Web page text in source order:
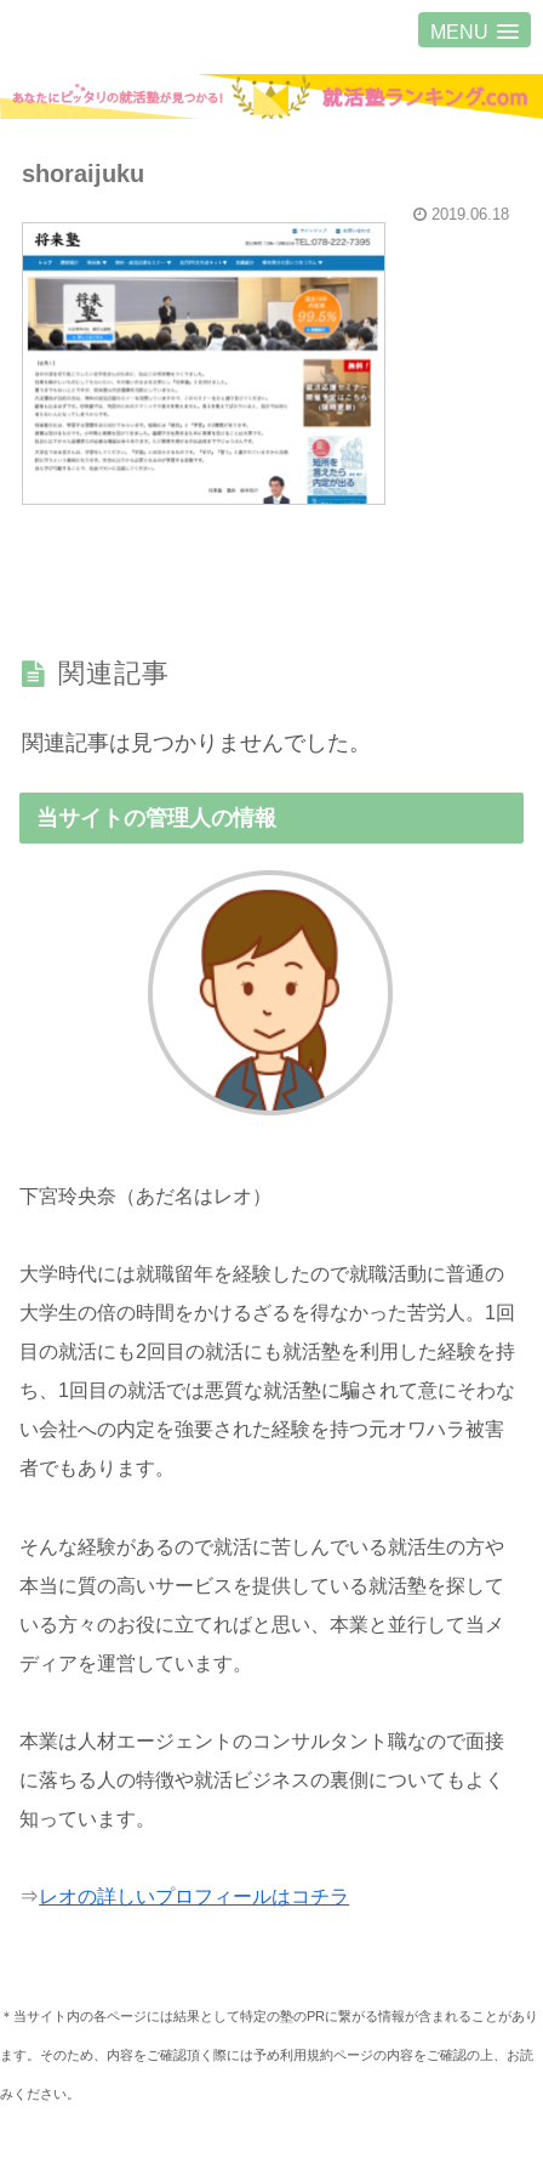
MENU
shoraijuku
2019.06.18
関連記事
関連記事は見つかりませんでした。
当サイトの管理人の情報
下宮玲央奈（あだ名はレオ）
大学時代には就職留年を経験したので就職活動に普通の
大学生の倍の時間をかけるざるを得なかった苦労人。1回
目の就活にも2回目の就活にも就活塾を利用した経験を持
ち、1回目の就活では悪質な就活塾に騙されて意にそわな
い会社への内定を強要された経験を持つ元オワハラ被害
者でもあります。
そんな経験があるので就活に苦しんでいる就活生の方や
本当に質の高いサービスを提供している就活塾を探して
いる方々のお役に立てればと思い、本業と並行して当メ
ディアを運営しています。
本業は人材エージェントのコンサルタント職なので面接
に落ちる人の特徴や就活ビジネスの裏側についてもよく
知っています。
⇒レオの詳しいプロフィールはコチラ
＊当サイト内の各ページには結果として特定の塾のPRに繋がる情報が含まれることがあり
ます。そのため、内容をご確認頂く際には予め利用規約ページの内容をご確認の上、お読
みください。